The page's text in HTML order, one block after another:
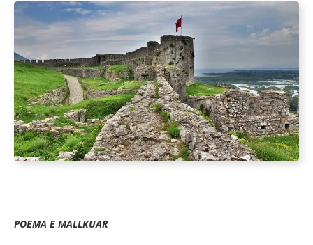
POEMA E MALLKUAR